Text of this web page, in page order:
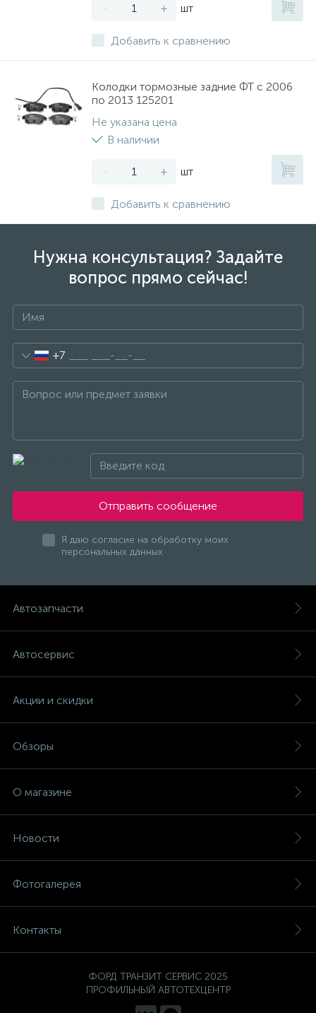
- + шт
Добавить к сравнению
Колодки тормозные задние ФТ с 2006
по 2013 125201
Не указана цена
В наличии
- + шт
Добавить к сравнению
Нужна консультация? Задайте
вопрос прямо сейчас!
+7
Отправить сообщение
Я даю согласие на обработку моих
персональных данных
Автозапчасти
Автосервис
Акции и скидки
Обзоры
О магазине
Новости
Фотогалерея
Контакты
ФОРД ТРАНЗИТ СЕРВИС 2025
ПРОФИЛЬНЫЙ АВТОТЕХЦЕНТР